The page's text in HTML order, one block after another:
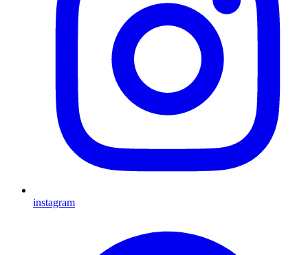
instagram